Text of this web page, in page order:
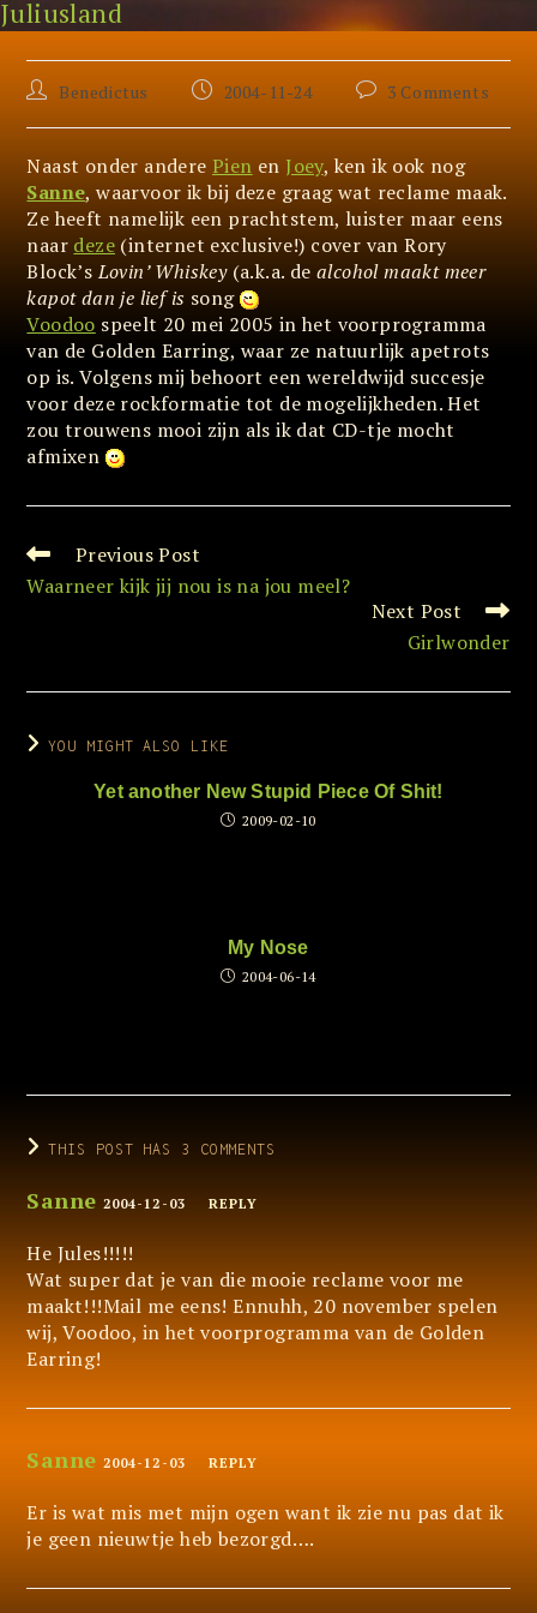
Skip
to
content
Juliusland
Voodoo
PostBenedictus
Post2004-11-24
Post3 Comments
Naast onder anderePien enJoey, ken ik ook nog
Sanne, waarvoor ik bij deze graag wat reclame maak.
Ze heeft namelijk een prachtstem, luister maar eens
naar deze (internet exclusive!) cover van Rory
Block’sLovin’ Whiskey(a.k.a. dealcohol maakt meer
kapot dan je lief is song
Voodoo speelt 20 mei 2005 in het voorprogramma
van de Golden Earring, waar ze natuurlijk apetrots
op is. Volgens mij behoort een wereldwijd succesje
voor deze rockformatie tot de mogelijkheden. Het
zou trouwens mooi zijn als ik dat CD-tje mocht
afmixen
Read
more
Previous Post
Waarneer kijk jij nou is na jou meel?
Next Post
Girlwonder
YOU MIGHT ALSO LIKE
Yet another New Stupid Piece Of Shit!
2009-02-10
My Nose
2004-06-14
THIS POST HAS 3 COMMENTS
Sanne 2004-12-03 REPLY
He Jules!!!!!
Wat super dat je van die mooie reclame voor me
maakt!!!Mail me eens! Ennuhh, 20 november spelen
wij, Voodoo, in het voorprogramma van de Golden
Earring!
Sanne 2004-12-03 REPLY
Er is wat mis met mijn ogen want ik zie nu pas dat ik
je geen nieuwtje heb bezorgd….